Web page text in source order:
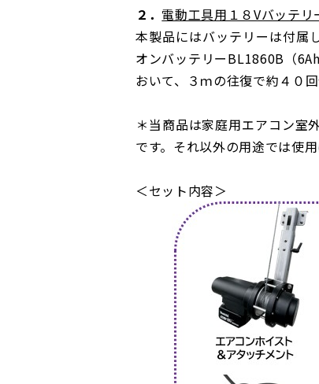
２． 電動工具用１８Vバッテリ
本製品にはバッテリーは付属
オンバッテリーBL1860B（
おいて、３ｍの往復で約４０回
＊当商品は家庭用エアコン室
です。それ以外の用途では使用
＜セット内容＞